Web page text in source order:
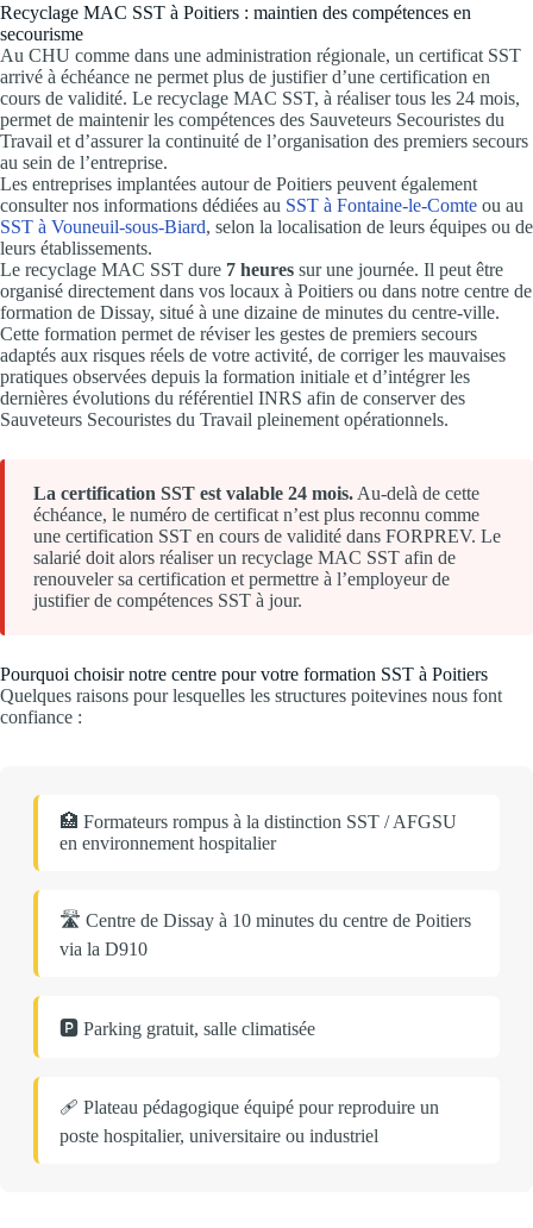
Recyclage MAC SST à Poitiers : maintien des compétences en
secourisme
Au CHU comme dans une administration régionale, un certificat SST
arrivé à échéance ne permet plus de justifier d’une certification en
cours de validité. Le recyclage MAC SST, à réaliser tous les 24 mois,
permet de maintenir les compétences des Sauveteurs Secouristes du
Travail et d’assurer la continuité de l’organisation des premiers secours
au sein de l’entreprise.
Les entreprises implantées autour de Poitiers peuvent également
consulter nos informations dédiées au SST à Fontaine-le-Comte ou au
SST à Vouneuil-sous-Biard, selon la localisation de leurs équipes ou de
leurs établissements.
Le recyclage MAC SST dure 7 heures sur une journée. Il peut être
organisé directement dans vos locaux à Poitiers ou dans notre centre de
formation de Dissay, situé à une dizaine de minutes du centre-ville.
Cette formation permet de réviser les gestes de premiers secours
adaptés aux risques réels de votre activité, de corriger les mauvaises
pratiques observées depuis la formation initiale et d’intégrer les
dernières évolutions du référentiel INRS afin de conserver des
Sauveteurs Secouristes du Travail pleinement opérationnels.
La certification SST est valable 24 mois. Au-delà de cette
échéance, le numéro de certificat n’est plus reconnu comme
une certification SST en cours de validité dans FORPREV. Le
salarié doit alors réaliser un recyclage MAC SST afin de
renouveler sa certification et permettre à l’employeur de
justifier de compétences SST à jour.
Pourquoi choisir notre centre pour votre formation SST à Poitiers
Quelques raisons pour lesquelles les structures poitevines nous font
confiance :
🏥 Formateurs rompus à la distinction SST / AFGSU
en environnement hospitalier
🛣️ Centre de Dissay à 10 minutes du centre de Poitiers
via la D910
🅿️ Parking gratuit, salle climatisée
🩹 Plateau pédagogique équipé pour reproduire un
poste hospitalier, universitaire ou industriel